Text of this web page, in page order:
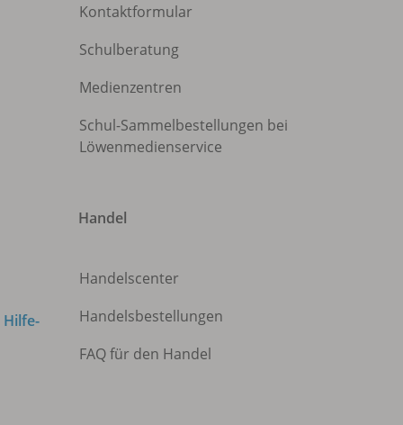
Kontaktformular
Schulberatung
Medienzentren
Schul-Sammelbestellungen bei
Löwenmedienservice
Hilfe-
Handel
Handelscenter
Handelsbestellungen
FAQ für den Handel